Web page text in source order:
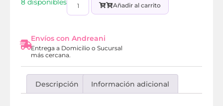
8 disponibles Añadir al carrito
Envíos con Andreani
Entrega a Domicilio o Sucursal
más cercana.
Descripción Información adicional